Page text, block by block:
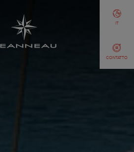
CONTATTO
IT